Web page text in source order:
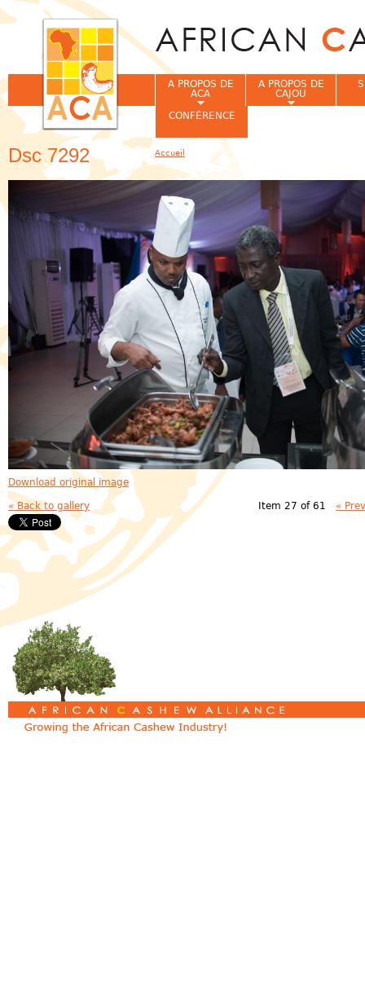
Dsc 7292
Download original image
« Back to gallery Item 27 of 61 «
A PROPOS DE
ACA
A PROPOS DE
CAJOU
CONFÉRENCE
Vous êtes ici
Accueil